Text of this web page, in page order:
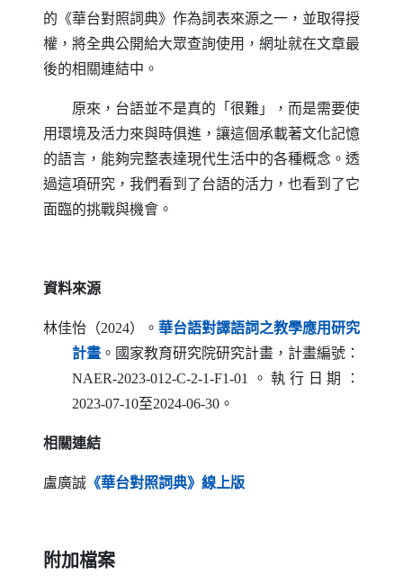
的《華台對照詞典》作為詞表來源之一，並取得授
權，將全典公開給大眾查詢使用，網址就在文章最
後的相關連結中。
原來，台語並不是真的「很難」，而是需要使
用環境及活力來與時俱進，讓這個承載著文化記憶
的語言，能夠完整表達現代生活中的各種概念。透
過這項研究，我們看到了台語的活力，也看到了它
面臨的挑戰與機會。
資料來源
林佳怡（2024）。 華台語對譯語詞之教學應用研究
計畫
（另開新視窗）
。國家教育研究院研究計畫，計畫編號：
NAER-2023-012-C-2-1-F1-01
。執行日期：
2023-07-10至2024-06-30。
相關連結
盧廣誠 《華台對照詞典》線上版（另開新視窗）
附加檔案